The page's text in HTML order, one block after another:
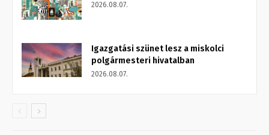
2026.08.07.
Igazgatási szünet lesz a miskolci
polgármesteri hivatalban
2026.08.07.